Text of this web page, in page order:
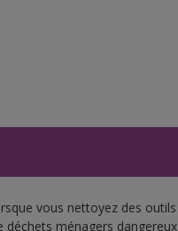
vous nettoyez des
ménagers